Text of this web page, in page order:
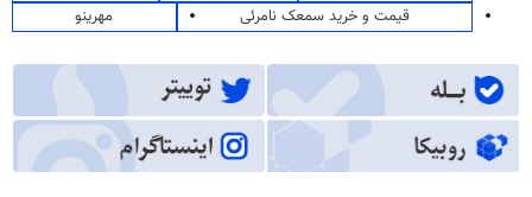
قیمت و خرید سمعک نامرئی
مهرینو